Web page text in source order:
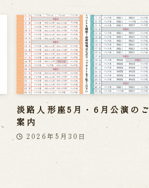
淡路人形座5月・6月公演のご
案内
2026年5月30日